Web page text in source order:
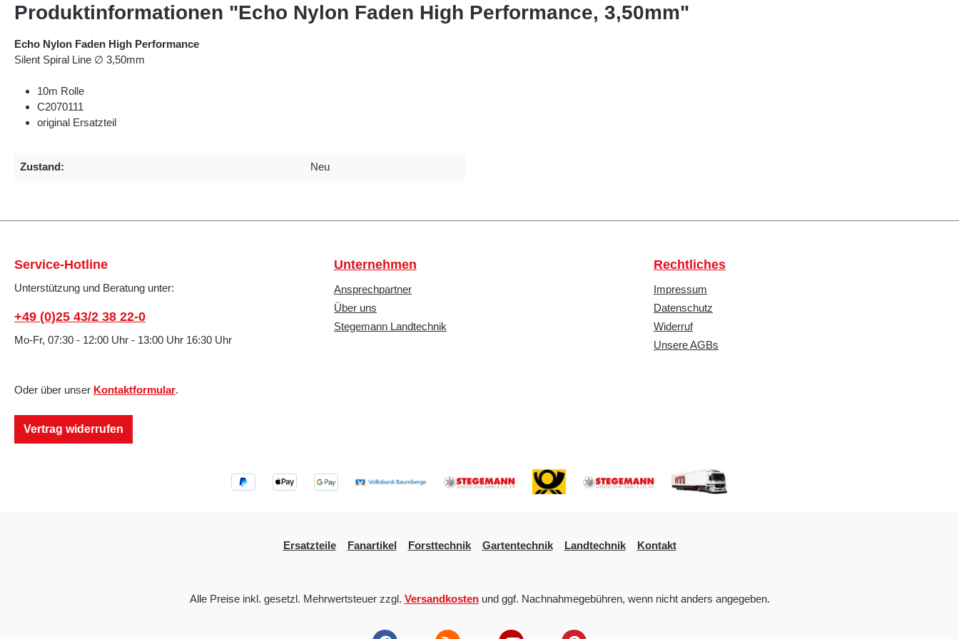
Produktinformationen "Echo Nylon Faden High Performance, 3,50mm"
Echo Nylon Faden High Performance
Silent Spiral Line ∅ 3,50mm
10m Rolle
C2070111
original Ersatzteil
Zustand: Neu
Service-Hotline
Unterstützung und Beratung unter:
+49 (0)25 43/2 38 22-0
Mo-Fr, 07:30 - 12:00 Uhr - 13:00 Uhr 16:30 Uhr
Oder über unser Kontaktformular.
Vertrag widerrufen
Unternehmen
Ansprechpartner
Über uns
Stegemann Landtechnik
Rechtliches
Impressum
Datenschutz
Widerruf
Unsere AGBs
Ersatzteile Fanartikel Forsttechnik Gartentechnik Landtechnik Kontakt
Alle Preise inkl. gesetzl. Mehrwertsteuer zzgl. Versandkostenund ggf. Nachnahmegebühren, wenn nicht anders angegeben.